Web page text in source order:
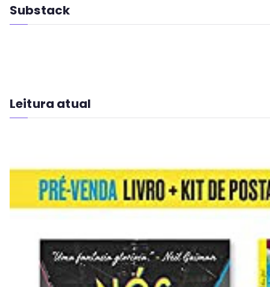
Substack
Leitura atual